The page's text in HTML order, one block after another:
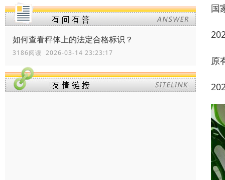
如何查看秤体上的法定合格标识？
3186阅读 2026-03-14 23:23:17
国
原